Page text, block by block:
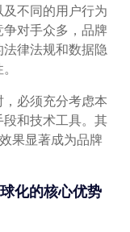
不同的用户行为
对手众多，品牌
律法规和数据隐
必须充分考虑本
和技术工具。其
果显著成为品牌
化的核心优势